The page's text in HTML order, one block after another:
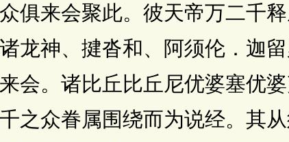
俱来会聚此。彼天帝万二千
龙神、揵沓和、阿须伦．迦
会。诸比丘比丘尼优婆塞优婆
之众眷属围绕而为说经。其